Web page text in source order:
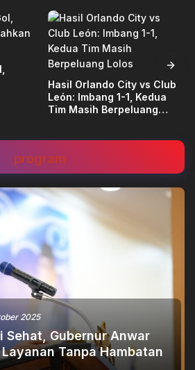
Hasil Orlando City vs Club
León: Imbang 1-1, Kedua
Tim Masih Berpeluang
program
2025
Sehat, Gubernur Anwar
Tanpa Hambatan